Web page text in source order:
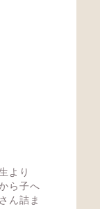
より
ら子へ
ん詰ま